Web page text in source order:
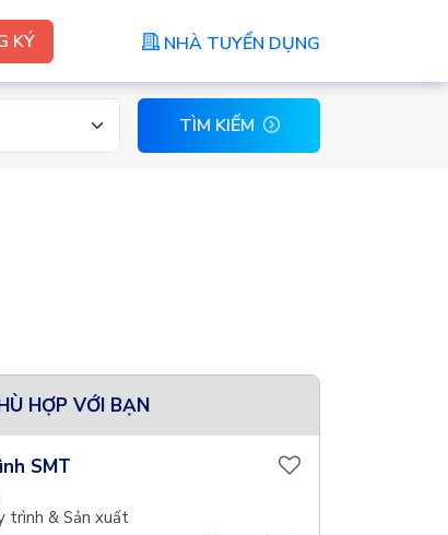
KÝ NHÀ TUYỂN DỤNG
TÌM KIẾM
HỢP VỚI BẠN
SMT
trình & Sản xuất